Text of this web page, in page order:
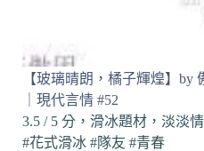
#53
【玻璃晴朗，橘子輝煌】by
｜現代言情 #52
3.5 / 5 分，滑冰題材，淡淡
#花式滑冰 #隊友 #青春